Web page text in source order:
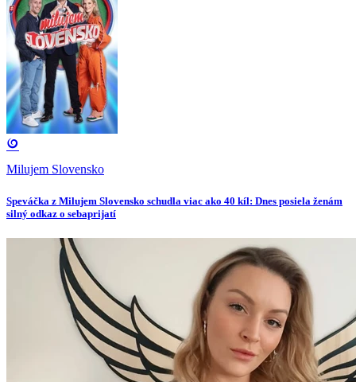
Milujem Slovensko
Speváčka z Milujem Slovensko schudla viac ako 40 kíl: Dnes posiela ženám
silný odkaz o sebaprijatí